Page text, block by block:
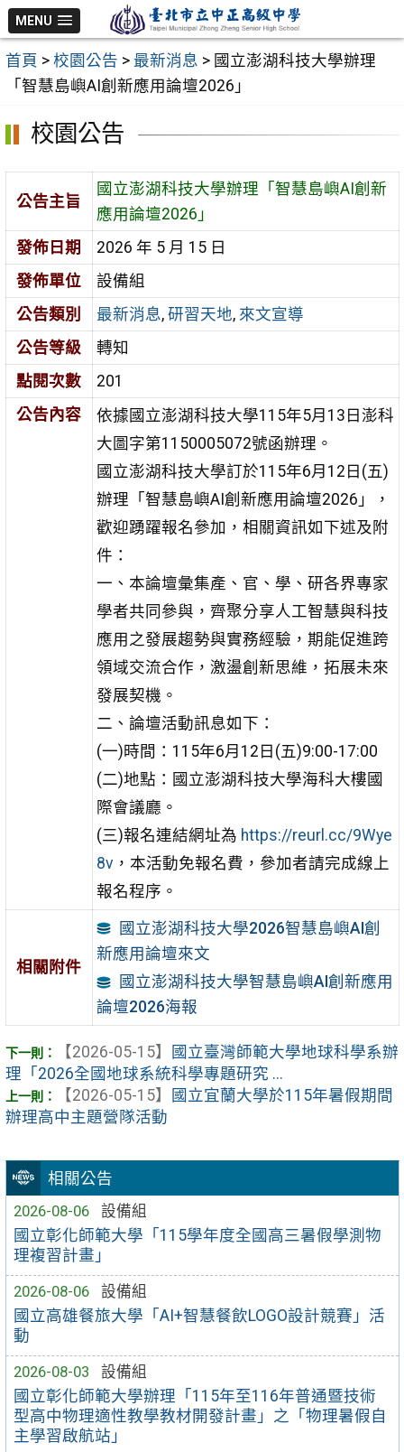
跳
至
主
MENU
首頁 > 校園公告 > 最新消息 > 國立澎湖科技大學辦理
「智慧島嶼AI創新應用論壇2026」
相關公告
2026-08-06
設備組
國立彰化師範大學「115學年度全國高三暑假學測物
理複習計畫」
2026-08-06
設備組
國立高雄餐旅大學「AI+智慧餐飲LOGO設計競賽」活
動
2026-08-03
設備組
國立彰化師範大學辦理「115年至116年普通暨技術
型高中物理適性教學教材開發計畫」之「物理暑假自
主學習啟航站」
校園公告
公告主旨
國立澎湖科技大學辦理「智慧島嶼AI創新
應用論壇2026」
發佈日期
2026 年 5 月 15 日
發佈單位
設備組
公告類別
最新消息, 研習天地, 來文宣導
公告等級
轉知
點閱次數
201
公告內容
依據國立澎湖科技大學115年5月13日澎科
大圖字第1150005072號函辦理。
國立澎湖科技大學訂於115年6月12日(五)
辦理「智慧島嶼AI創新應用論壇2026」，
歡迎踴躍報名參加，相關資訊如下述及附
件：
一、本論壇彙集產、官、學、研各界專家
學者共同參與，齊聚分享人工智慧與科技
應用之發展趨勢與實務經驗，期能促進跨
領域交流合作，激盪創新思維，拓展未來
發展契機。
二、論壇活動訊息如下：
(一)時間：115年6月12日(五)9:00-17:00
(二)地點：國立澎湖科技大學海科大樓國
際會議廳。
(三)報名連結網址為 https://reurl.cc/9Wye
8v ，本活動免報名費，參加者請完成線上
報名程序。
相關附件
國立澎湖科技大學2026智慧島嶼AI創
新應用論壇來文
國立澎湖科技大學智慧島嶼AI創新應用
論壇2026海報
【2026-05-15】
國立臺灣師範大學地球科學系辦
理「2026全國地球系統科學專題研究 ...
【2026-05-15】
國立宜蘭大學於115年暑假期間
辦理高中主題營隊活動